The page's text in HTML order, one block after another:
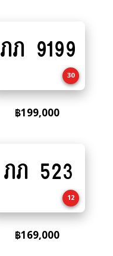
ภภ 9199
30
฿199,000
to
ภภ 523
12
฿169,000